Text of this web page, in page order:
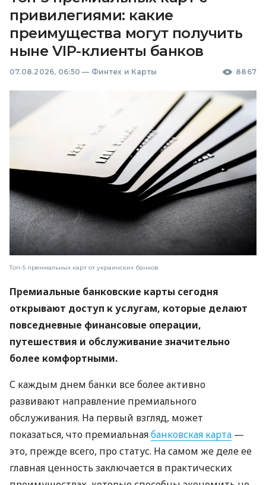
привилегиями: какие
преимущества могут получить
ныне VIP-клиенты банков
07.08.2026, 06:50 — Финтех и Карты 8867
Топ-5 премиальных карт от украинских банков
Премиальные банковские карты сегодня
открывают доступ к услугам, которые делают
повседневные финансовые операции,
путешествия и обслуживание значительно
более комфортными.
С каждым днем ​​банки все более активно
развивают направление премиального
обслуживания. На первый взгляд, может
показаться, что премиальнаябанковская карта —
это, прежде всего, про статус. На самом же деле ее
главная ценность заключается в практических